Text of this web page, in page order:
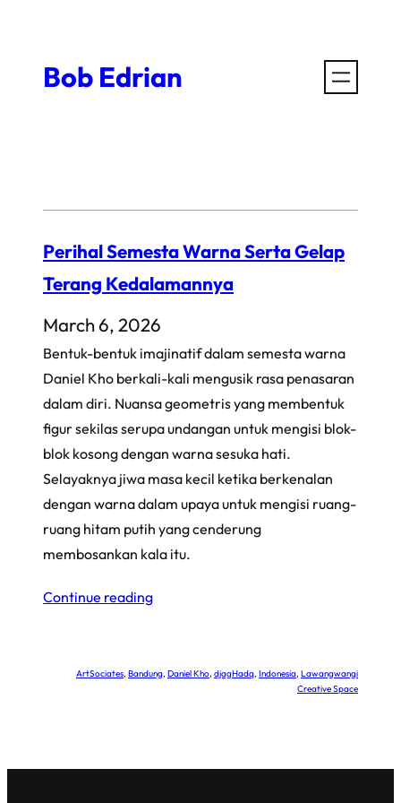
contentBob Edrian
Perihal Semesta Warna Serta Gelap
Terang Kedalamannya
March 6, 2026
Bentuk-bentuk imajinatif dalam semesta warna
Daniel Kho berkali-kali mengusik rasa penasaran
dalam diri. Nuansa geometris yang membentuk
figur sekilas serupa undangan untuk mengisi blok-
blok kosong dengan warna sesuka hati.
Selayaknya jiwa masa kecil ketika berkenalan
dengan warna dalam upaya untuk mengisi ruang-
ruang hitam putih yang cenderung
membosankan kala itu.
Continue reading
ArtSociates, Bandung, Daniel Kho, djagHadq, Indonesia, Lawangwangi
Creative Space